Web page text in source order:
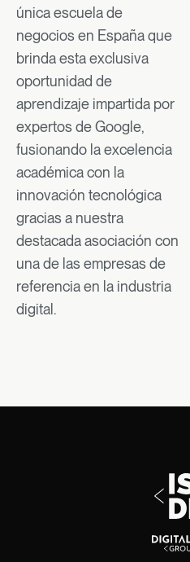
única escuela de
negocios en España que
brinda esta exclusiva
oportunidad de
aprendizaje impartida por
expertos de Google,
fusionando la excelencia
académica con la
innovación tecnológica
gracias a nuestra
destacada asociación con
una de las empresas de
referencia en la industria
digital.